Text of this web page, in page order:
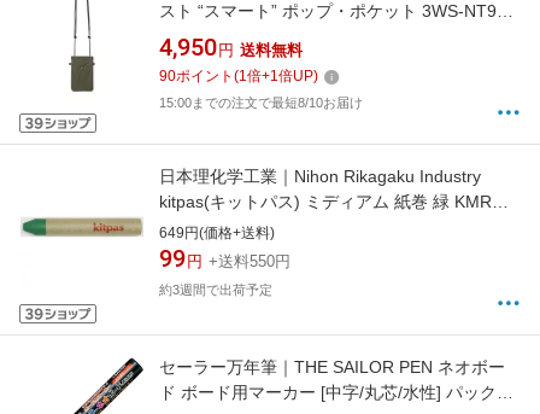
スト “スマート” ポップ・ポケット 3WS-NT943
OLBK オリーブブラック 3WS-NT943OLBK
4,950 円 送料無料
90ポイント (1倍+1倍UP)
15:00までの注文で最短8/10お届け
日本理化学工業｜Nihon Rikagaku Industry
kitpas(キットパス) ミディアム 紙巻 緑 KMRW-
G
649円(価格+送料)
99 円 +送料550円
約3週間で出荷予定
セーラー万年筆｜THE SAILOR PEN ネオボー
ド ボード用マーカー [中字/丸芯/水性] パック入